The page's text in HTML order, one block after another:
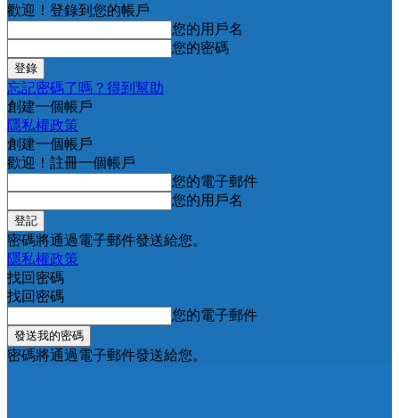
歡迎！登錄到您的帳戶
您的用戶名
您的密碼
忘記密碼了嗎？得到幫助
創建一個帳戶
隱私權政策
創建一個帳戶
歡迎！註冊一個帳戶
您的電子郵件
您的用戶名
密碼將通過電子郵件發送給您。
隱私權政策
找回密碼
找回密碼
您的電子郵件
密碼將通過電子郵件發送給您。